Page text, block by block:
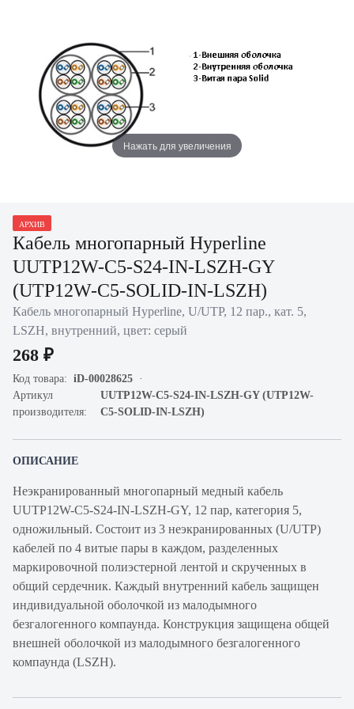
Нажать для увеличения
АРХИВ
Кабель многопарный Hyperline
UUTP12W-C5-S24-IN-LSZH-GY
(UTP12W-C5-SOLID-IN-LSZH)
Кабель многопарный Hyperline, U/UTP, 12 пар., кат. 5,
LSZH, внутренний, цвет: серый
268 ₽
Код товара: iD-00028625
Артикул
производителя:
UUTP12W-C5-S24-IN-LSZH-GY (UTP12W-
C5-SOLID-IN-LSZH)
ОПИСАНИЕ
Неэкранированный многопарный медный кабель
UUTP12W-C5-S24-IN-LSZH-GY, 12 пар, категория 5,
одножильный. Состоит из 3 неэкранированных (U/UTP)
кабелей по 4 витые пары в каждом, разделенных
маркировочной полиэстерной лентой и скрученных в
общий сердечник. Каждый внутренний кабель защищен
индивидуальной оболочкой из малодымного
безгалогенного компаунда. Конструкция защищена общей
внешней оболочкой из малодымного безгалогенного
компаунда (LSZH).